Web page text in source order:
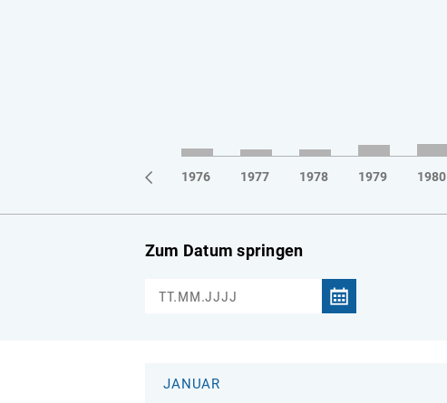
1975 1976 1977 1978 1979 1980
Zum Datum springen
JANUAR